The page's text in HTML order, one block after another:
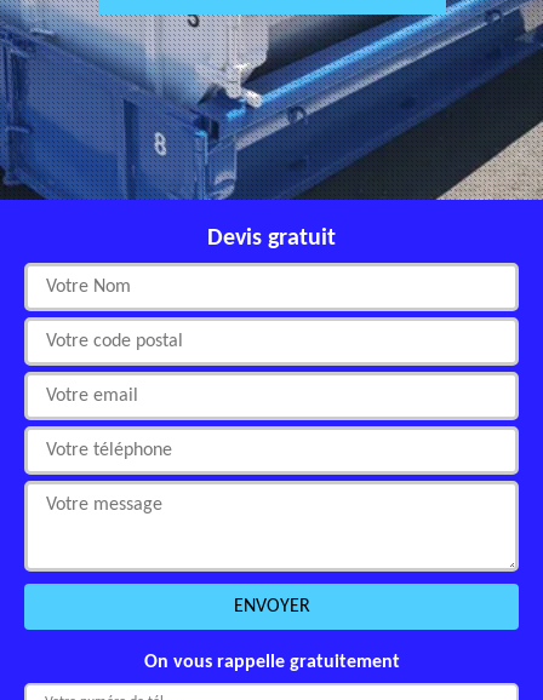
Devis gratuit
On vous rappelle gratuitement